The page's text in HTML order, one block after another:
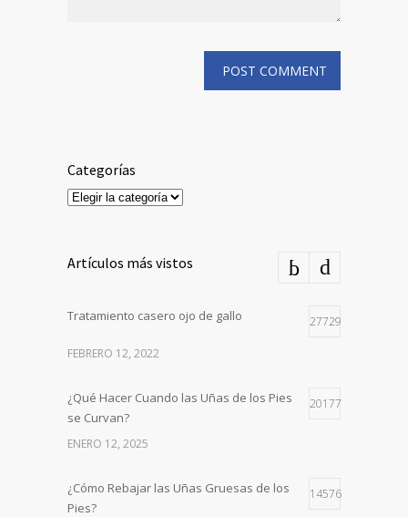
Categorías
Categorías
Artículos más vistos
Tratamiento casero ojo de gallo 27729
FEBRERO 12, 2022
¿Qué Hacer Cuando las Uñas de los Pies
se Curvan?
20177
ENERO 12, 2025
¿Cómo Rebajar las Uñas Gruesas de los
Pies?
14576